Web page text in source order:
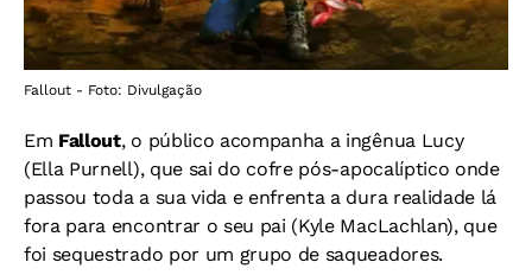
Fallout - Foto: Divulgação
Em Fallout, o público acompanha a ingênua Lucy
(Ella Purnell), que sai do cofre pós-apocalíptico onde
passou toda a sua vida e enfrenta a dura realidade lá
fora para encontrar o seu pai (Kyle MacLachlan), que
foi sequestrado por um grupo de saqueadores.